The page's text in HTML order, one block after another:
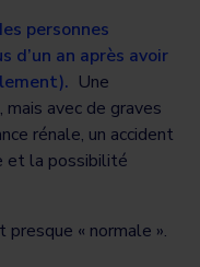
personnes
d’un an après avoir
Une
avec de graves
rénale, un accident
et la possibilité
presque « normale ».